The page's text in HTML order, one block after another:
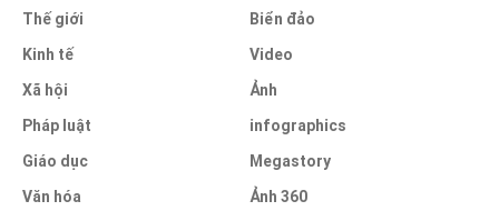
Thế giới
Kinh tế
Xã hội
Pháp luật
Giáo dục
Văn hóa
Biển đảo
Video
Ảnh
infographics
Megastory
Ảnh 360